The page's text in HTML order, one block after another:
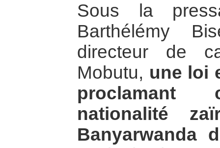
Sous la
Barthélémy
directeur de
Mobutu, une loi
proclamant
nationalité
Banyarwanda